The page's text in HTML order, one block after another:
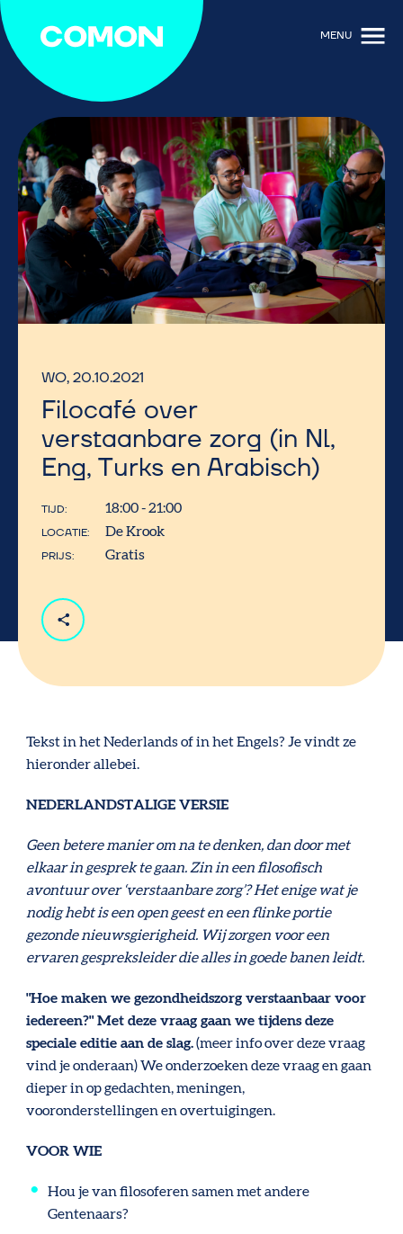
MENU
WO, 20.10.2021
Filocafé over
verstaanbare zorg (in Nl,
Eng, Turks en Arabisch)
TIJD 18:00 - 21:00
LOCATIE De Krook
PRIJS Gratis
Tekst in het Nederlands of in het Engels? Je vindt ze
hieronder allebei.
NEDERLANDSTALIGE VERSIE
Geen betere manier om na te denken, dan door met
elkaar in gesprek te gaan. Zin in een filosofisch
avontuur over ‘verstaanbare zorg’? Het enige wat je
nodig hebt is een open geest en een flinke portie
gezonde nieuwsgierigheid. Wij zorgen voor een
ervaren gespreksleider die alles in goede banen leidt.
"Hoe maken we gezondheidszorg verstaanbaar voor
iedereen?" Met deze vraag gaan we tijdens deze
speciale editie aan de slag.(meer info over deze vraag
vind je onderaan)We onderzoeken deze vraag en gaan
dieper in op gedachten, meningen,
vooronderstellingen en overtuigingen.
VOOR WIE
Hou je van filosoferen samen met andere
Gentenaars?